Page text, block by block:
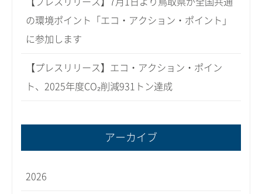
の環境ポイント「エコ・アクション・ポイント」
に参加します
【プレスリリース】エコ・アクション・ポイン
ト、2025年度CO₂削減931トン達成
アーカイブ
2026